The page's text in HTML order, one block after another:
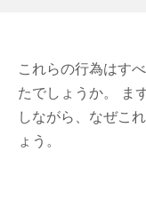
これらの行為はす
たでしょうか。 ま
しながら、なぜこ
ょう。